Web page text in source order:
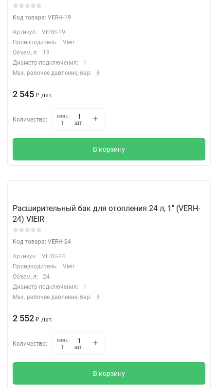
Код товара: VERH-19
Артикул:
VERH-19
Производитель:
Vieir
Объем, л:
19
Диаметр подключения:
1
Max. рабочее давление, бар:
8
2 545 ₽ /шт.
Количество:
мин.
1
шт.
В корзину
Расширительный бак для отопления 24 л, 1″ (VERH-
24) VIEIR
Код товара: VERH-24
Артикул:
VERH-24
Производитель:
Vieir
Объем, л:
24
Диаметр подключения:
1
Max. рабочее давление, бар:
8
2 552 ₽ /шт.
Количество:
мин.
1
шт.
В корзину